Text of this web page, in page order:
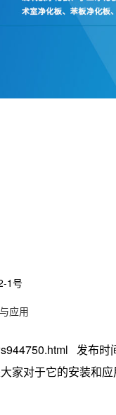
1号
应用
发布时
家对于它的安装和